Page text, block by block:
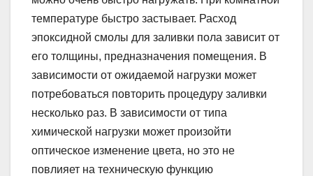
температуре быстро застывает. Расход
эпоксидной смолы для заливки пола зависит от
его толщины, предназначения помещения. В
зависимости от ожидаемой нагрузки может
потребоваться повторить процедуру заливки
несколько раз. В зависимости от типа
химической нагрузки может произойти
оптическое изменение цвета, но это не
повлияет на техническую функцию